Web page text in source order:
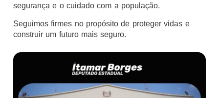
segurança e o cuidado com a população.
Seguimos firmes no propósito de proteger vidas e
construir um futuro mais seguro.